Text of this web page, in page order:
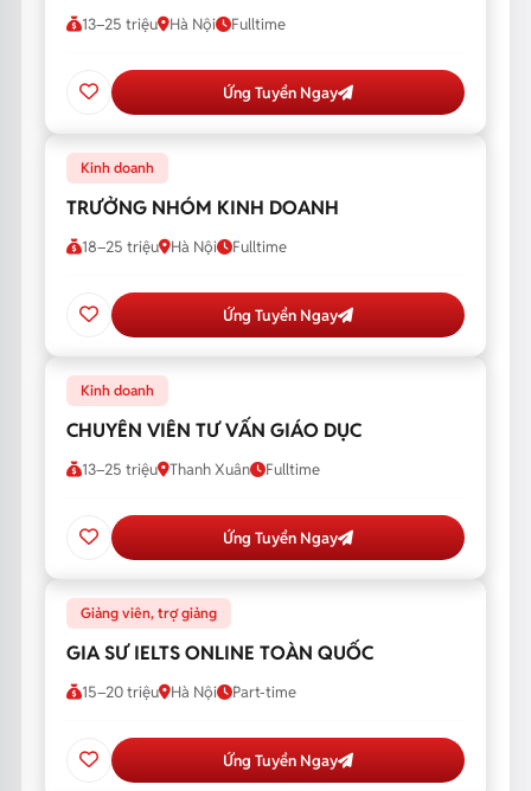
13–25 triệu Hà Nội Fulltime
Ứng Tuyển Ngay
Kinh doanh
TRƯỞNG NHÓM KINH DOANH
18–25 triệu Hà Nội Fulltime
Ứng Tuyển Ngay
Kinh doanh
CHUYÊN VIÊN TƯ VẤN GIÁO DỤC
13–25 triệu Thanh Xuân Fulltime
Ứng Tuyển Ngay
Giảng viên, trợ giảng
GIA SƯ IELTS ONLINE TOÀN QUỐC
15–20 triệu Hà Nội Part-time
Ứng Tuyển Ngay